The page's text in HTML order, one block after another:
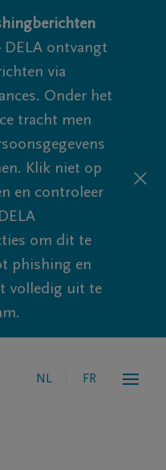
DELA ontvangt
via
Onder het
tracht men
Klik niet op
en controleer
om dit te
phishing en
volledig uit te
NL FR